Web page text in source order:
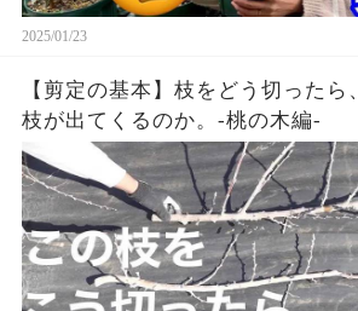
2025/01/23
【剪定の基本】枝をどう切った
枝が出てくるのか。-桃の木編-